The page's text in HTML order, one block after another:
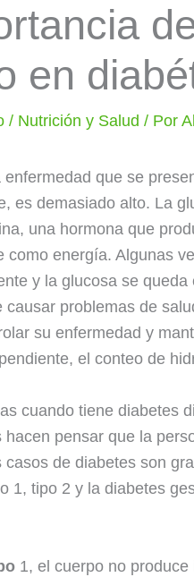
en
/ Nutrición y Salud / Por
que se
es demasiado alto. La
una hormona que
como energía. Algunas
y la glucosa se
causar problemas de
su enfermedad y
el conteo de
cuando tiene diabetes
hacen pensar que la
casos de diabetes son
1, tipo 2 y la diabetes
1, el cuerpo no